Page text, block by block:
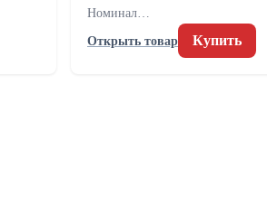
Номинал…
Открыть товар
Купить